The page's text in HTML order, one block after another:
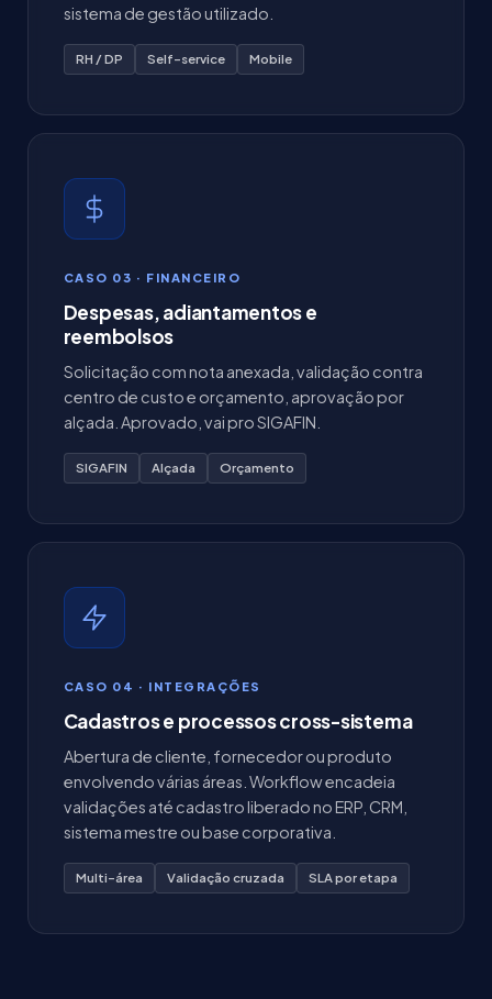
sistema de gestão utilizado.
RH / DP Self-service Mobile
CASO 03 · FINANCEIRO
Despesas, adiantamentos e
reembolsos
Solicitação com nota anexada, validação contra
centro de custo e orçamento, aprovação por
alçada. Aprovado, vai pro SIGAFIN.
SIGAFIN Alçada Orçamento
CASO 04 · INTEGRAÇÕES
Cadastros e processos cross-sistema
Abertura de cliente, fornecedor ou produto
envolvendo várias áreas. Workflow encadeia
validações até cadastro liberado no ERP, CRM,
sistema mestre ou base corporativa.
Multi-área Validação cruzada SLA por etapa